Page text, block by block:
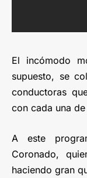
El incómodo
supuesto, se
conductoras
con cada una
A este
Coronado,
haciendo gran